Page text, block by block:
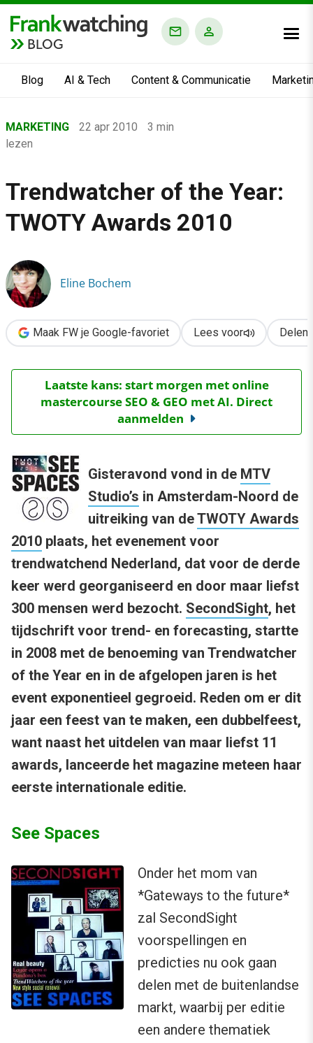
BLOG
Blog AI & Tech Content & Communicatie
›
Marketing
MARKETING 22 apr 2010
3 min
lezen
Trendwatcher of the Year:
TWOTY Awards 2010
Eline Bochem
Maak FW je Google-favoriet Lees voor Delen
Laatste kans: start morgen met online
mastercourse SEO & GEO met AI. Direct
aanmelden
Gisteravond vond in de MTV
Studio’s in Amsterdam-Noord de
uitreiking van deTWOTY Awards
2010 plaats, het evenement voor
trendwatchend Nederland, dat voor de derde
keer werd georganiseerd en door maar liefst
300 mensen werd bezocht. SecondSight, het
tijdschrift voor trend- en forecasting, startte
in 2008 met de benoeming van Trendwatcher
of the Year en in de afgelopen jaren is het
event exponentieel gegroeid. Reden om er dit
jaar een feest van te maken, een dubbelfeest,
want naast het uitdelen van maar liefst 11
awards, lanceerde het magazine meteen haar
eerste internationale editie.
See Spaces
Onder het mom van
*Gateways to the future*
zal SecondSight
voorspellingen en
predicties nu ook gaan
delen met de buitenlandse
markt, waarbij per editie
een andere thematiek